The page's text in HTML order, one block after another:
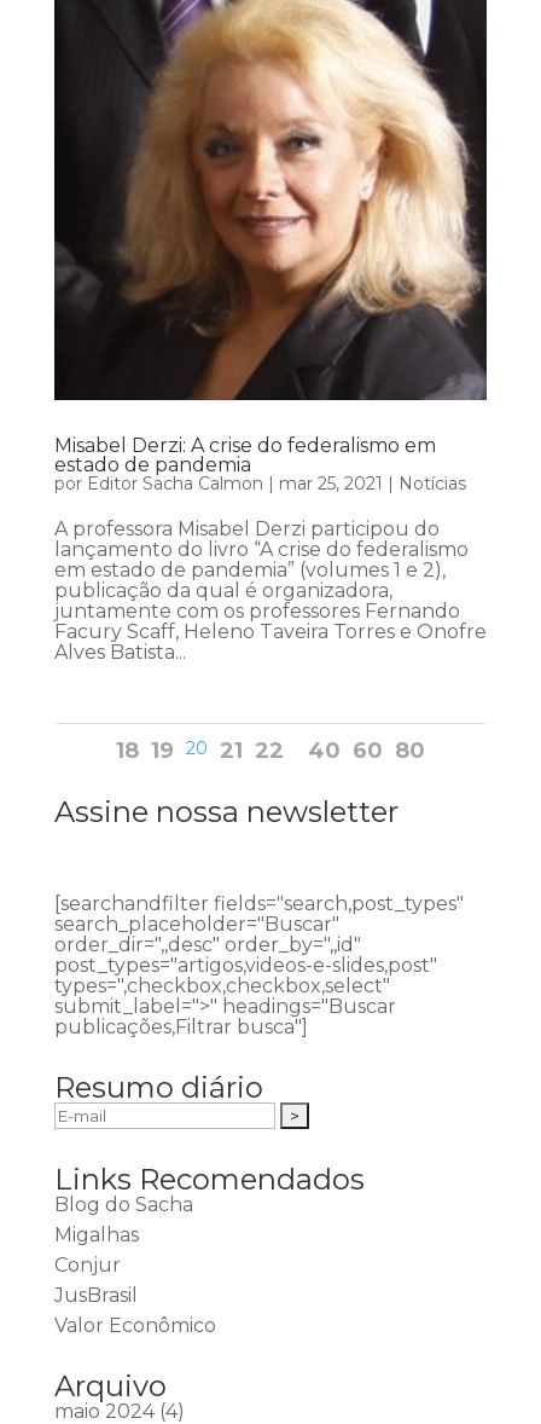
Misabel Derzi: A crise do federalismo em
estado de pandemia
por Editor Sacha Calmon | mar 25, 2021 | Notícias
A professora Misabel Derzi participou do
lançamento do livro “A crise do federalismo
em estado de pandemia” (volumes 1 e 2),
publicação da qual é organizadora,
juntamente com os professores Fernando
Facury Scaff, Heleno Taveira Torres e Onofre
Alves Batista...
18 19 20 21 22 40 60 80
Assine nossa newsletter
[searchandfilter fields="search,post_types"
search_placeholder="Buscar"
order_dir=",,desc" order_by=",,id"
post_types="artigos,videos-e-slides,post"
types=",checkbox,checkbox,select"
submit_label=">" headings="Buscar
publicações,Filtrar busca"]
Resumo diário
Links Recomendados
Blog do Sacha
Migalhas
Conjur
JusBrasil
Valor Econômico
Arquivo
maio 2024(4)